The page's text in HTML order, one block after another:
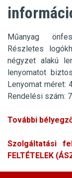
Műanyag
Részletes
négyzet alakú
lenyomatot
Lenyomat méret:
Rendelési szám:
További
Szolgáltatási
FELTÉTELEK